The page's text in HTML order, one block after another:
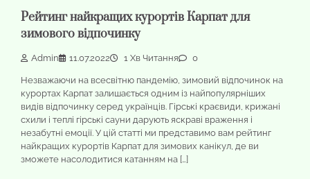
Рейтинг найкращих курортів Карпат для
зимового відпочинку
Admin 11.07.2022 1 Хв Читання 0
Незважаючи на всесвітню пандемію, зимовий відпочинок на
курортах Карпат залишається одним із найпопулярніших
видів відпочинку серед українців. Гірські краєвиди, крижані
схили і теплі гірські сауни дарують яскраві враження і
незабутні емоції. У цій статті ми представимо вам рейтинг
найкращих курортів Карпат для зимових канікул, де ви
зможете насолодитися катанням на […]